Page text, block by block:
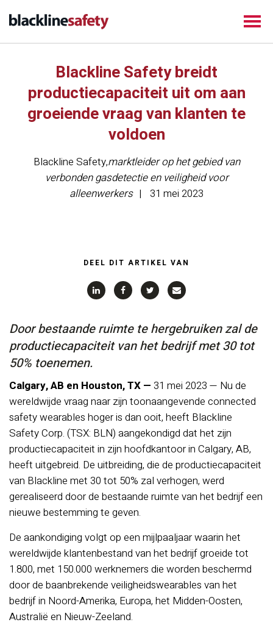
Blackline Safety breidt
productiecapaciteit uit om aan
groeiende vraag van klanten te
voldoen
Blackline Safety,marktleider op het gebied van
verbonden gasdetectie en veiligheid voor
alleenwerkers
31 mei 2023
DEEL DIT ARTIKEL VAN
Door bestaande ruimte te hergebruiken zal de
productiecapaciteit van het bedrijf met 30 tot
50% toenemen.
Calgary, AB en Houston, TX — 31 mei 2023 — Nu de
wereldwijde vraag naar zijn toonaangevende connected
safety wearables hoger is dan ooit, heeft Blackline
Safety Corp. (TSX: BLN) aangekondigd dat het zijn
productiecapaciteit in zijn hoofdkantoor in Calgary, AB,
heeft uitgebreid. De uitbreiding, die de productiecapaciteit
van Blackline met 30 tot 50% zal verhogen, werd
gerealiseerd door de bestaande ruimte van het bedrijf een
nieuwe bestemming te geven.
De aankondiging volgt op een mijlpaaljaar waarin het
wereldwijde klantenbestand van het bedrijf groeide tot
1.800, met 150.000 werknemers die worden beschermd
door de baanbrekende veiligheidswearables van het
bedrijf in Noord-Amerika, Europa, het Midden-Oosten,
Australië en Nieuw-Zeeland.